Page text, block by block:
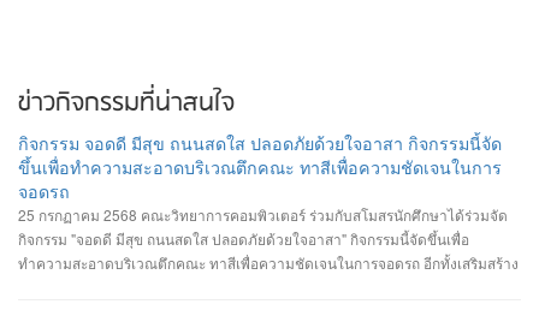
ข่าวกิจกรรมที่น่าสนใจ
กิจกรรม จอดดี มีสุข ถนนสดใส ปลอดภัยด้วยใจอาสา กิจกรรมนี้จัด
ขึ้นเพื่อทำความสะอาดบริเวณตึกคณะ ทาสีเพื่อความชัดเจนในการ
จอดรถ
25 กรกฏาคม 2568 คณะวิทยาการคอมพิวเตอร์ ร่วมกับสโมสรนักศึกษาได้ร่วมจัด
กิจกรรม "จอดดี มีสุข ถนนสดใส ปลอดภัยด้วยใจอาสา" กิจกรรมนี้จัดขึ้นเพื่อ
ทำความสะอาดบริเวณตึกคณะ ทาสีเพื่อความชัดเจนในการจอดรถ อีกทั้งเสริมสร้าง